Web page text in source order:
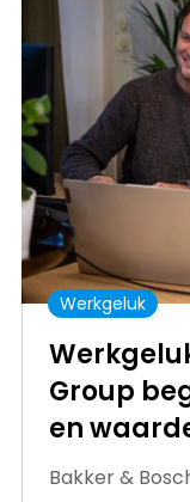
Werkgeluk
Group
en
Bakker &